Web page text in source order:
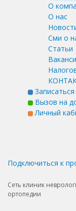
О
О нас
Сми о
Статьи
Вызов на
Личный
Подключиться к
Сеть клиник
ортопедии